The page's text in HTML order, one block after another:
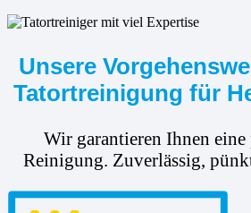
Unsere
Tatortreinigung für
Wir garantieren Ihnen
Reinigung. Zuverlässig,